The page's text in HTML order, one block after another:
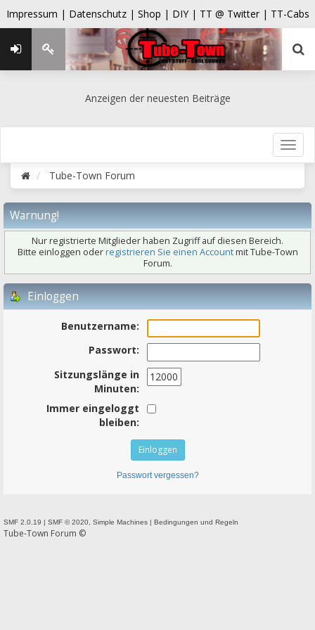
Impressum | Datenschutz | Shop | DIY | TT @ Twitter | TT-Cabs
Anzeigen der neuesten Beiträge
Tube-Town Forum
Warnung!
Nur registrierte Mitglieder haben Zugriff auf diesen Bereich.
Bitte einloggen oderregistrieren Sie einen Accountmit Tube-Town
Forum.
Einloggen
Benutzername:
Passwort:
Sitzungslänge in
Minuten:
Immer eingeloggt
bleiben:
Passwort vergessen?
SMF 2.0.19 | SMF © 2020 Simple Machines | Bedingungen und Regeln
Tube-Town Forum ©